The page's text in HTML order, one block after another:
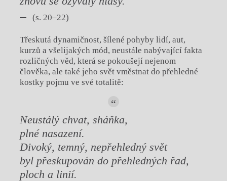
(s. 20–22)
Třeskutá dynamičnost, šílené pohyby lidí, aut,
kurzů a všelijakých mód, neustále nabývající fakta
rozličných věd, která se pokoušejí nejenom
člověka, ale také jeho svět vměstnat do přehledné
kostky pojmu ve své totalitě:
Neustálý chvat, sháňka,
plné nasazení.
Divoký, temný, nepřehledný svět
byl přeskupován do přehledných řad,
ploch a linií.